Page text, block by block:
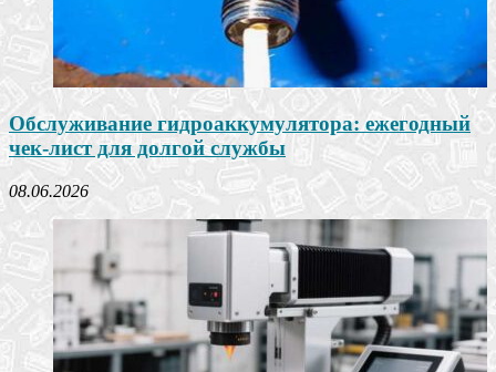
Обслуживание гидроаккумулятора: ежегодный
чек-лист для долгой службы
08.06.2026